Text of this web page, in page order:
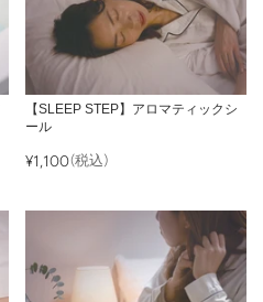
【SLEEP STEP】アロマティックシ
ール
¥1,100(税込)